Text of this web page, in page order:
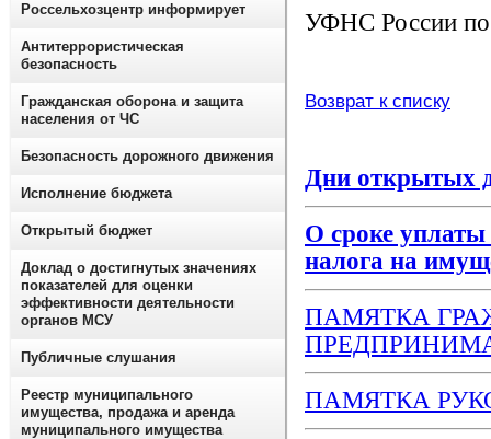
УФНС России по
Возврат к списку
Дни открытых
О сроке уплаты
налога на
ПАМЯТКА
ПАМЯТКА
Россельхозцентр информирует
Антитеррористическая
безопасность
Гражданская оборона и защита
населения от ЧС
Безопасность дорожного движения
Исполнение бюджета
Открытый бюджет
Доклад о достигнутых значениях
показателей для оценки
эффективности деятельности
органов МСУ
Публичные слушания
Реестр муниципального
имущества, продажа и аренда
муниципального имущества